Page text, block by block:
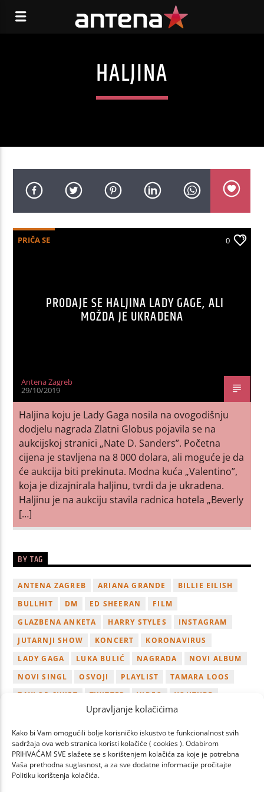
Upravljanje kolačićima
Kako bi Vam omogućili bolje korisničko iskustvo te funkcionalnost svih
sadržaja ova web stranica koristi kolačiće ( cookies ). Odabirom
PRIHVAĆAM SVE slažete se s korištenjem kolačića za koje je potrebna
Vaša prethodna suglasnost, a za sve dodatne informacije pročitajte
Politiku korištenja kolačića.
HALJINA
PRIČA SE 0
PRODAJE SE HALJINA LADY GAGE, ALI
MOŽDA JE UKRADENA
Antena Zagreb
29/10/2019
Haljina koju je Lady Gaga nosila na ovogodišnju
dodjelu nagrada Zlatni Globus pojavila se na
aukcijskoj stranici „Nate D. Sanders”. Početna
cijena je stavljena na 8 000 dolara, ali moguće je da
će aukcija biti prekinuta. Modna kuća „Valentino”,
koja je dizajnirala haljinu, tvrdi da je ukradena.
Haljinu je na aukciju stavila radnica hotela „Beverly
[…]
BY TAG
ANTENA ZAGREB ARIANA GRANDE
BILLIE EILISH
BULLHIT
DM ED SHEERAN
FILM
GLAZBENA ANKETA
HARRY STYLES
INSTAGRAM
JUTARNJI SHOW
KONCERT
KORONAVIRUS
LADY GAGA
LUKA BULIĆ NAGRADA
NOVI ALBUM
NOVI SINGL
OSVOJI PLAYLIST
TAMARA LOOS
TAYLOR SWIFT
TWITTER VIDEO
YOUTUBE